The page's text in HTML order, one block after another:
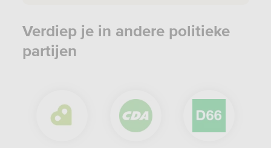
Verdiep je in andere politieke
partijen